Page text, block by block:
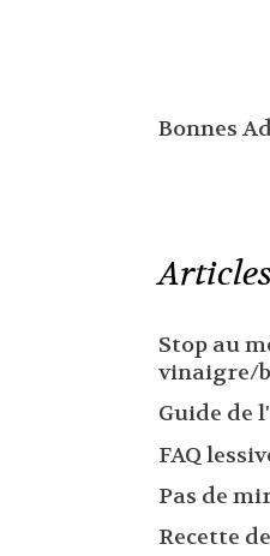
Bonnes
Stop au
vinaigre/
Guide de
FAQ
Pas de
Recette